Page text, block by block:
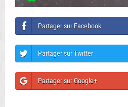
Partager sur Facebook
Partager sur Twitter
Partager sur Google+